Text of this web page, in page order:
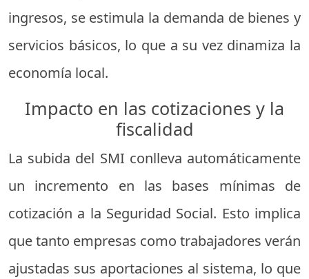
ingresos, se estimula la demanda de bienes y
servicios básicos, lo que a su vez dinamiza la
economía local.
Impacto en las cotizaciones y la
fiscalidad
La subida del SMI conlleva automáticamente
un incremento en las bases mínimas de
cotización a la Seguridad Social. Esto implica
que tanto empresas como trabajadores verán
ajustadas sus aportaciones al sistema, lo que